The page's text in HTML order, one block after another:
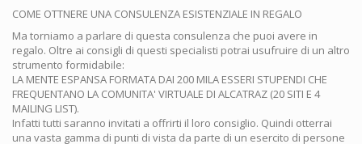
COME OTTNERE UNA CONSULENZA ESISTENZIALE IN REGALO
Ma torniamo a parlare di questa consulenza che puoi avere in
regalo. Oltre ai consigli di questi specialisti potrai usufruire di un altro
strumento formidabile:
LA MENTE ESPANSA FORMATA DAI 200 MILA ESSERI STUPENDI CHE
FREQUENTANO LA COMUNITA' VIRTUALE DI ALCATRAZ (20 SITI E 4
MAILING LIST).
Infatti tutti saranno invitati a offrirti il loro consiglio. Quindi otterrai
una vasta gamma di punti di vista da parte di un esercito di persone